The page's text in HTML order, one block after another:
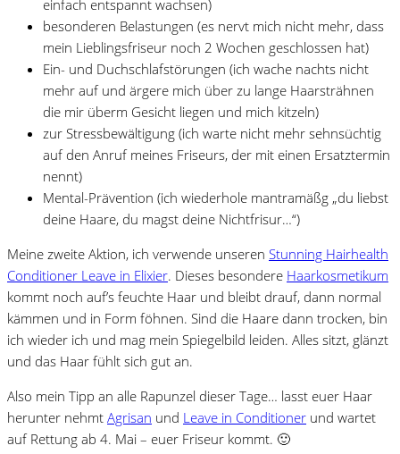
einfach entspannt wachsen)
besonderen Belastungen (es nervt mich nicht mehr, dass
mein Lieblingsfriseur noch 2 Wochen geschlossen hat)
Ein- und Duchschlafstörungen (ich wache nachts nicht
mehr auf und ärgere mich über zu lange Haarsträhnen
die mir überm Gesicht liegen und mich kitzeln)
zur Stressbewältigung (ich warte nicht mehr sehnsüchtig
auf den Anruf meines Friseurs, der mit einen Ersatztermin
nennt)
Mental-Prävention (ich wiederhole mantramäßg „du liebst
deine Haare, du magst deine Nichtfrisur…“)
Meine zweite Aktion, ich verwende unseren Stunning Hairhealth
Conditioner Leave in Elixier. Dieses besondere Haarkosmetikum
kommt noch auf’s feuchte Haar und bleibt drauf, dann normal
kämmen und in Form föhnen. Sind die Haare dann trocken, bin
ich wieder ich und mag mein Spiegelbild leiden. Alles sitzt, glänzt
und das Haar fühlt sich gut an.
Also mein Tipp an alle Rapunzel dieser Tage… lasst euer Haar
herunter nehmt Agrisan und Leave in Conditioner und wartet
auf Rettung ab 4. Mai – euer Friseur kommt. 🙂